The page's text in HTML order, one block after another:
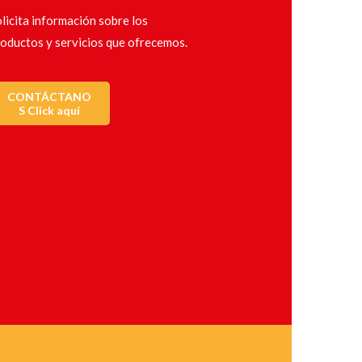
información sobre los
y servicios que ofrecemos.
CONTÁCTANO
S Click aquí